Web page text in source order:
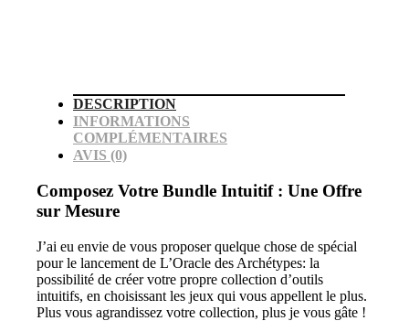
DESCRIPTION
INFORMATIONS
COMPLÉMENTAIRES
AVIS (0)
Composez Votre Bundle Intuitif : Une Offre
sur Mesure
J’ai eu envie de vous proposer quelque chose de spécial
pour le lancement de L’Oracle des Archétypes: la
possibilité de créer votre propre collection d’outils
intuitifs, en choisissant les jeux qui vous appellent le plus.
Plus vous agrandissez votre collection, plus je vous gâte !